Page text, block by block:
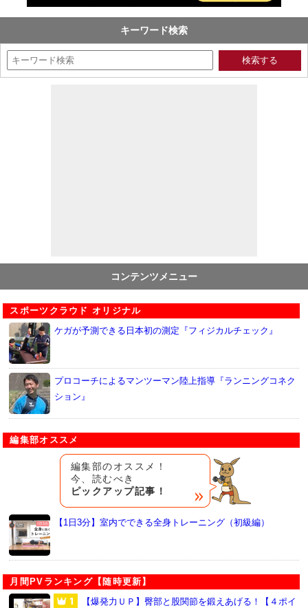
キーワード検索
コンテンツメニュー
スポーツクラウド オリジナル
ケガが予測できる日本初の測定『フィジカルチェック』
プロコーチによるマンツーマン陸上指導『ランニングコネク
ション』
編集部オススメ
編集部のオススメ！
今、読むべき
ピックアップ記事！
【1日3分】室内でできる全身トレーニング（初級編）
月間PVランキング【随時更新】
【爆発力ＵＰ】臀部と股関節を鍛えあげる！【４ポイ